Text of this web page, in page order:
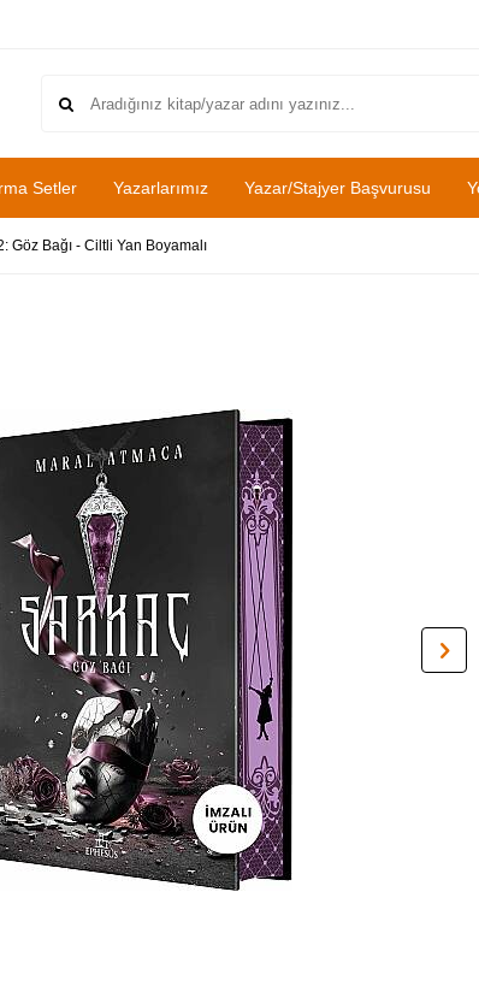
Setler Yazarlarımız Yazar/Stajyer Başvurusu
Göz Bağı - Ciltli Yan Boyamalı